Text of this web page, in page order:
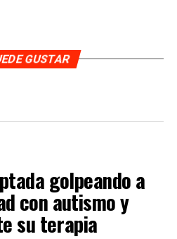
GUSTAR
golpeando a
con autismo y
su terapia